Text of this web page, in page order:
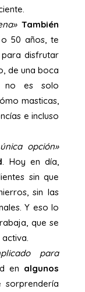
También
50 años, te
disfrutar
de una boca
no es solo
masticas,
e incluso
opción»
. Hoy en día,
sin que
sin las
Y eso lo
que se
para
en algunos